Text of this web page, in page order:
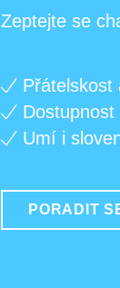
Zeptejte se
Přátelskost
Dostupnost
Umí i
PORADIT